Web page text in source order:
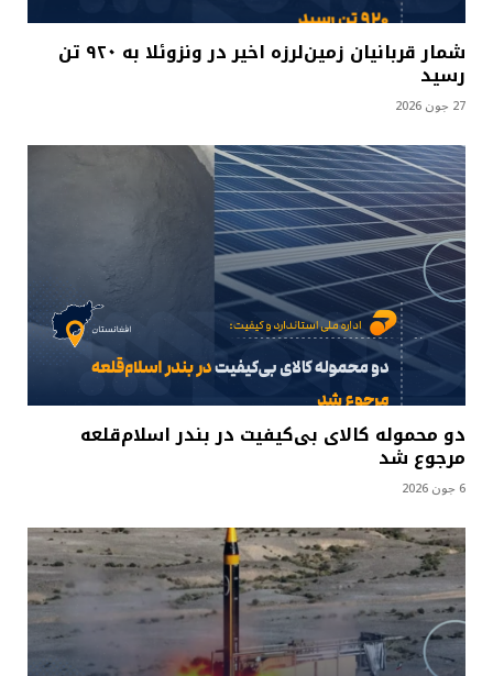
شمار قربانیان زمین‌لرزه اخیر در ونزوئلا به ۹۲۰ تن
رسید
27 جون 2026
دو محموله کالای بی‌کیفیت در بندر اسلام‌قلعه
مرجوع شد
6 جون 2026